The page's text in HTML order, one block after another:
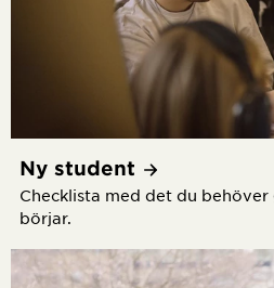
Ny student
Checklista med det du
börjar.